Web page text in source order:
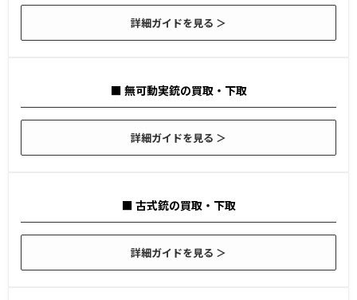
詳細ガイドを見る ＞
■ 無可動実銃の買取・下取
詳細ガイドを見る ＞
■ 古式銃の買取・下取
詳細ガイドを見る ＞